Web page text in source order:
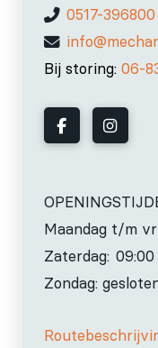
0517-396800
Bij storing: 06-
Maandag t/m
Zaterdag: 09:00
Zondag: